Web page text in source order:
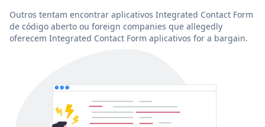
Outros tentam encontrar aplicativos Integrated Contact Form
de código aberto ou foreign companies que allegedly
oferecem Integrated Contact Form aplicativos for a bargain.